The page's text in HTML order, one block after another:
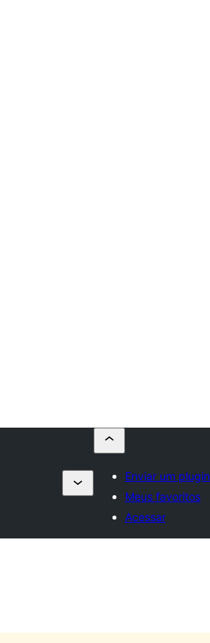
Enviar um plugin
Meus favoritos
Acessar